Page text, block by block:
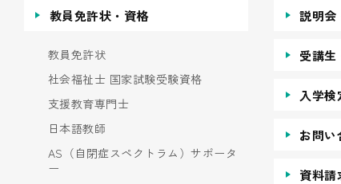
教員免許状・資格
教員免許状
社会福祉士 国家試験受験資格
支援教育専門士
日本語教師
AS（自閉症スペクトラム）サポータ
ー
説明会
受講生
入学検
お問い
資料請